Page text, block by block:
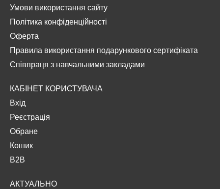
Умови використання сайту
Політика конфіденційності
Оферта
Правила використання подарункового сертифіката
Співпраця з навчальними закладами
КАБІНЕТ КОРИСТУВАЧА
Вхід
Реєстрація
Обране
Кошик
B2B
АКТУАЛЬНО